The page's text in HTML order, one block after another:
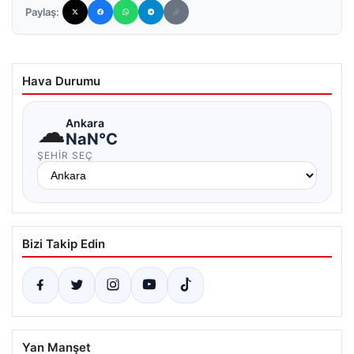
Paylaş:
Hava Durumu
☁Ankara
NaN°C
ŞEHIR SEÇ
Bizi Takip Edin
Yan Manşet